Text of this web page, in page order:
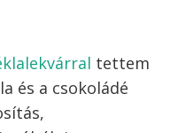
tettem
és a csokoládé